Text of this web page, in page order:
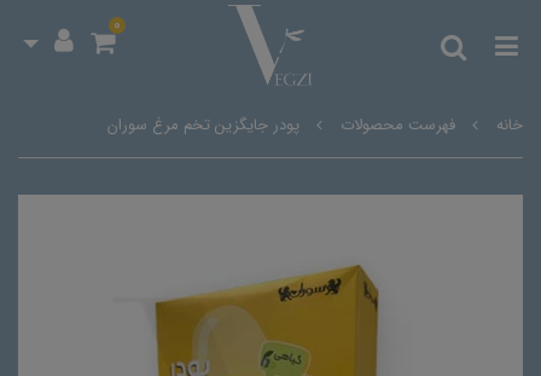
0
خانه فهرست محصولات پودر جایگزین تخم مرغ سوران